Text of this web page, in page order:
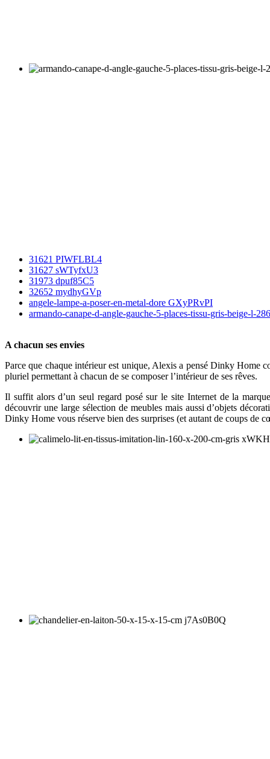
31621 PIWFLBL4
31627 sWTyfxU3
31973 dpuf85C5
32652 mydhyGVp
angele-lampe-a-poser-en-metal-dore GXyPRvPI
armando-canape-d-angle-gauche-5-places-tissu-gris-beige-l-
A chacun ses envies
Parce que chaque intérieur est unique, Alexis a pensé Dinky Home
pluriel permettant à chacun de se composer l’intérieur de ses rêves.
Il suffit alors d’un seul regard posé sur le site Internet de la
découvrir une large sélection de meubles mais aussi d’objets
Dinky Home vous réserve bien des surprises (et autant de coups de